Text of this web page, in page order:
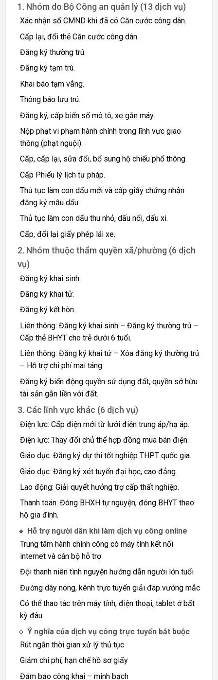
1. Nhóm do Bộ Công an quản lý (13 dịch vụ)
Xác nhận số CMND khi đã có Căn cước công dân.
Cấp lại, đổi thẻ Căn cước công dân.
Đăng ký thường trú.
Đăng ký tạm trú.
Khai báo tạm vắng.
Thông báo lưu trú.
Đăng ký, cấp biển số mô tô, xe gắn máy.
Nộp phạt vi phạm hành chính trong lĩnh vực giao
thông (phạt nguội).
Cấp, cấp lại, sửa đổi, bổ sung hộ chiếu phổ thông.
Cấp Phiếu lý lịch tư pháp.
Thủ tục làm con dấu mới và cấp giấy chứng nhận
đăng ký mẫu dấu.
Thủ tục làm con dấu thu nhỏ, dấu nổi, dấu xi.
Cấp, đổi lại giấy phép lái xe.
2. Nhóm thuộc thẩm quyền xã/phường (6 dịch
vụ)
Đăng ký khai sinh.
Đăng ký khai tử.
Đăng ký kết hôn.
Liên thông: Đăng ký khai sinh – Đăng ký thường trú –
Cấp thẻ BHYT cho trẻ dưới 6 tuổi.
Liên thông: Đăng ký khai tử – Xóa đăng ký thường trú
– Hỗ trợ chi phí mai táng.
Đăng ký biến động quyền sử dụng đất, quyền sở hữu
tài sản gắn liền với đất.
3. Các lĩnh vực khác (6 dịch vụ)
Điện lực: Cấp điện mới từ lưới điện trung áp/hạ áp.
Điện lực: Thay đổi chủ thể hợp đồng mua bán điện.
Giáo dục: Đăng ký dự thi tốt nghiệp THPT quốc gia.
Giáo dục: Đăng ký xét tuyển đại học, cao đẳng.
Lao động: Giải quyết hưởng trợ cấp thất nghiệp.
Thanh toán: Đóng BHXH tự nguyện, đóng BHYT theo
hộ gia đình.
🔹 Hỗ trợ người dân khi làm dịch vụ công online
Trung tâm hành chính công có máy tính kết nối
internet và cán bộ hỗ trợ
Đội thanh niên tình nguyện hướng dẫn người lớn tuổi
Đường dây nóng, kênh trực tuyến giải đáp vướng mắc
Có thể thao tác trên máy tính, điện thoại, tablet ở bất
kỳ đâu
🔹 Ý nghĩa của dịch vụ công trực tuyến bắt buộc
Rút ngắn thời gian xử lý thủ tục
Giảm chi phí, hạn chế hồ sơ giấy
Đảm bảo công khai – minh bạch